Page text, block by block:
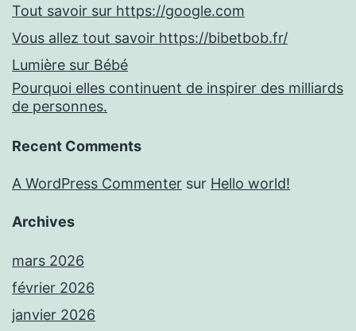
Tout savoir sur https://google.com
Vous allez tout savoir https://bibetbob.fr/
Lumière sur Bébé
Pourquoi elles continuent de inspirer des milliards
de personnes.
Recent Comments
A WordPress Commenter sur Hello world!
Archives
mars 2026
février 2026
janvier 2026